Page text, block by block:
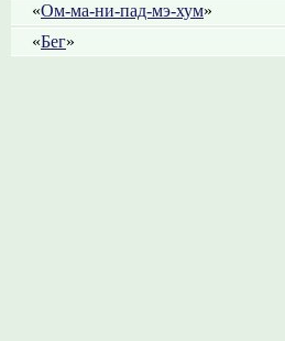
«Ом-ма-ни-пад-мэ-хум»
«Бег»